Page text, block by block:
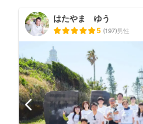
はたやま ゆう
5 (197)男性